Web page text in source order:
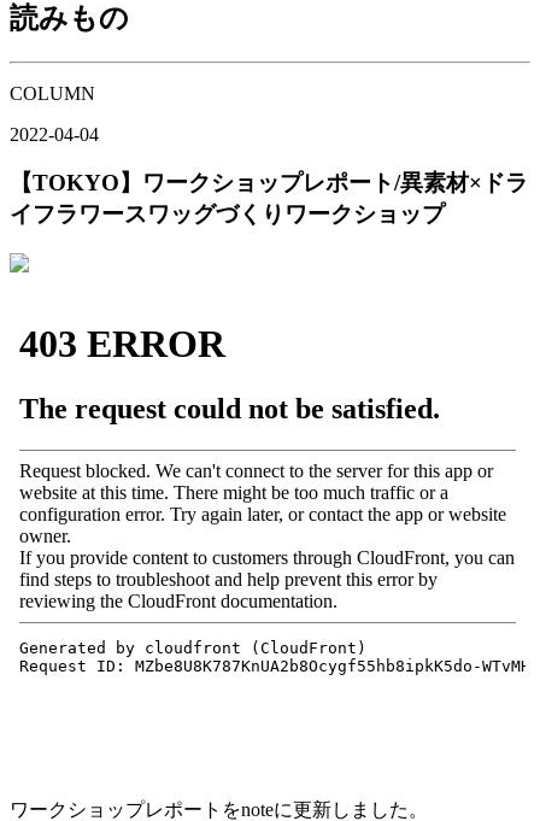
読みもの
COLUMN
2022-04-04
【TOKYO】ワークショップレポート/異素材×ドラ
イフラワースワッグづくりワークショップ
ワークショップレポートをnoteに更新しました。